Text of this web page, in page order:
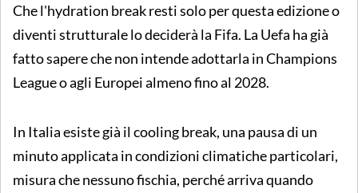
Che l'hydration break resti solo per questa edizione o
diventi strutturale lo deciderà la Fifa. La Uefa ha già
fatto sapere che non intende adottarla in Champions
League o agli Europei almeno fino al 2028.
In Italia esiste già il cooling break, una pausa di un
minuto applicata in condizioni climatiche particolari,
misura che nessuno fischia, perché arriva quando